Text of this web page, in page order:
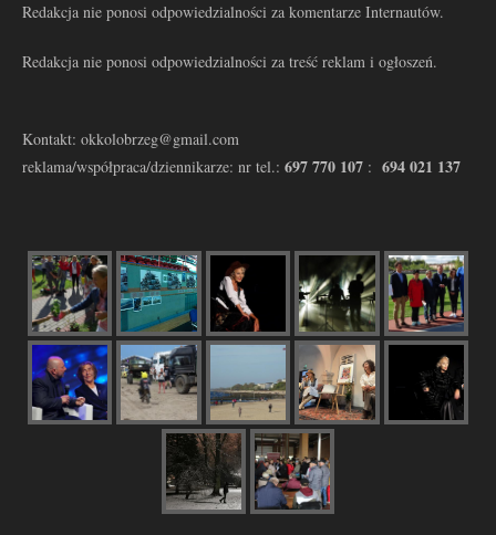
Redakcja nie ponosi odpowiedzialności za komentarze Internautów.
Redakcja nie ponosi odpowiedzialności za treść reklam i ogłoszeń.
Kontakt: okkolobrzeg@gmail.com
reklama/współpraca/dziennikarze: nr tel.: 697 770 107 : 694 021 137